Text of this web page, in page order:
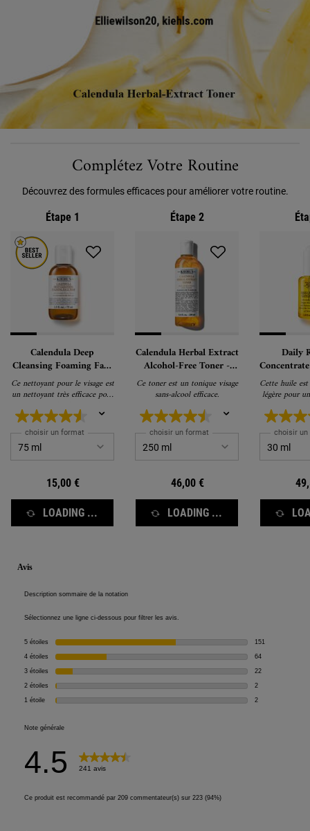
Complétez Votre Routine
Découvrez des formules efficaces pour améliorer votre routine.
Étape 1
Calendula Deep
Cleansing Foaming Face
Wash - Nettoyant visage
Ce nettoyant pour le visage est
un nettoyant très efficace pour
une peau plus lisse et plus
douce.
choisir un format
15,00 €
LOADING ...
Étape 2
Calendula Herbal Extract
Alcohol-Free Toner -
Tonique sans alcool
Ce toner est un tonique visage
sans-alcool efficace.
choisir un format
46,00 €
LOADING ...
Daily
le
Cette huile
légère pour
choisir